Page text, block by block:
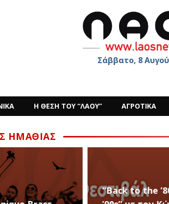
Σάββατο, 8
Η ΘΕΣΗ ΤΟΥ “ΛΑΟΥ” ΑΓΡΟΤΙΚΑ
ΗΜΑΘΊΑΣ
the ’80s &